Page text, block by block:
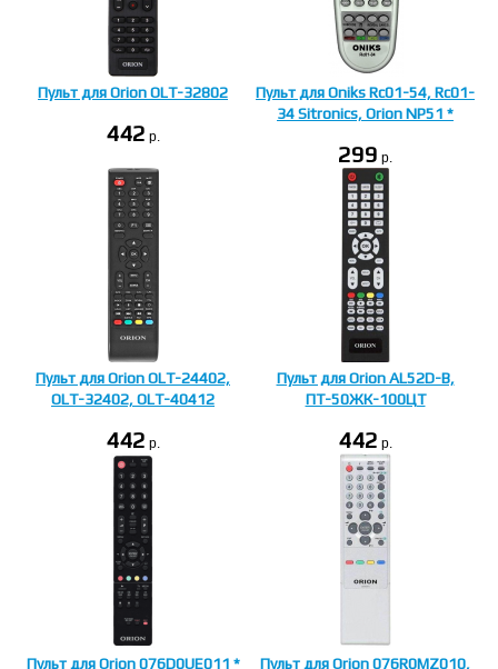
Пульт для Orion OLT-32802
442 p.
Пульт для Oniks Rc01-54, Rc01-
34 Sitronics, Orion NP51 *
299 p.
Пульт для Orion OLT-24402,
OLT-32402, OLT-40412
442 p.
Пульт для Orion AL52D-B,
ПТ-50ЖК-100ЦT
442 p.
Пульт для Orion 076D0UE011 * Пульт для Orion 076R0MZ010,